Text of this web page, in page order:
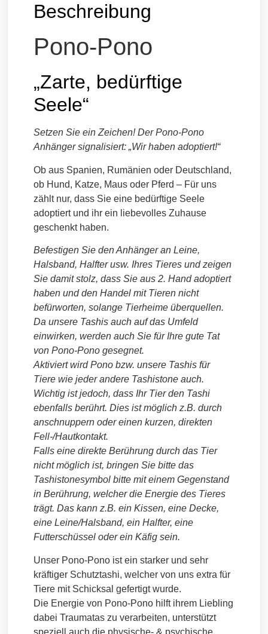
Beschreibung
Pono-Pono
„Zarte, bedürftige
Seele“
Setzen Sie ein Zeichen! Der Pono-Pono
Anhänger signalisiert: „Wir haben adoptiert!“
Ob aus Spanien, Rumänien oder Deutschland,
ob Hund, Katze, Maus oder Pferd – Für uns
zählt nur, dass Sie eine bedürftige Seele
adoptiert und ihr ein liebevolles Zuhause
geschenkt haben.
Befestigen Sie den Anhänger an Leine,
Halsband, Halfter usw. Ihres Tieres und zeigen
Sie damit stolz, dass Sie aus 2. Hand adoptiert
haben und den Handel mit Tieren nicht
befürworten, solange Tierheime überquellen.
Da unsere Tashis auch auf das Umfeld
einwirken, werden auch Sie für Ihre gute Tat
von Pono-Pono gesegnet.
Aktiviert wird Pono bzw. unsere Tashis für
Tiere wie jeder andere Tashistone auch.
Wichtig ist jedoch, dass Ihr Tier den Tashi
ebenfalls berührt. Dies ist möglich z.B. durch
anschnuppern oder einen kurzen, direkten
Fell-/Hautkontakt.
Falls eine direkte Berührung durch das Tier
nicht möglich ist, bringen Sie bitte das
Tashistonesymbol bitte mit einem Gegenstand
in Berührung, welcher die Energie des Tieres
trägt. Das kann z.B. ein Kissen, eine Decke,
eine Leine/Halsband, ein Halfter, eine
Futterschüssel oder ein Käfig sein.
Unser Pono-Pono ist ein starker und sehr
kräftiger Schutztashi, welcher von uns extra für
Tiere mit Schicksal gefertigt wurde.
Die Energie von Pono-Pono hilft ihrem Liebling
dabei Traumatas zu verarbeiten, unterstützt
speziell auch die physische- & psychische